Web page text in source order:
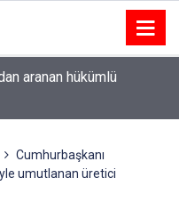
Cumhurbaşkanı
umutlanan üretici